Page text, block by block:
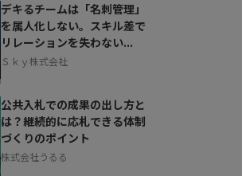
デキるチームは「名刺管理」
を属人化しない。スキル差で
リレーションを失わない...
Ｓｋｙ株式会社
公共入札での成果の出し方と
は？継続的に応札できる体制
づくりのポイント
株式会社うるる